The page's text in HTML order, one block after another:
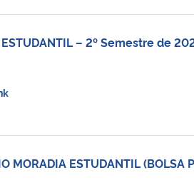
– 2º Semestre de
MORADIA ESTUDANTIL (BOLSA